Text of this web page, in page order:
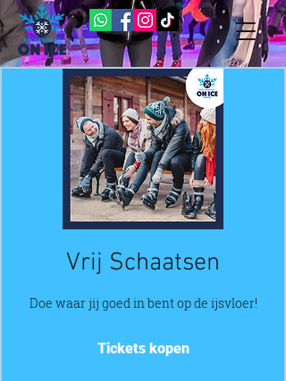
Vrij Schaatsen
Doe waar jij goed in bent op de ijsvloer!
Tickets kopen